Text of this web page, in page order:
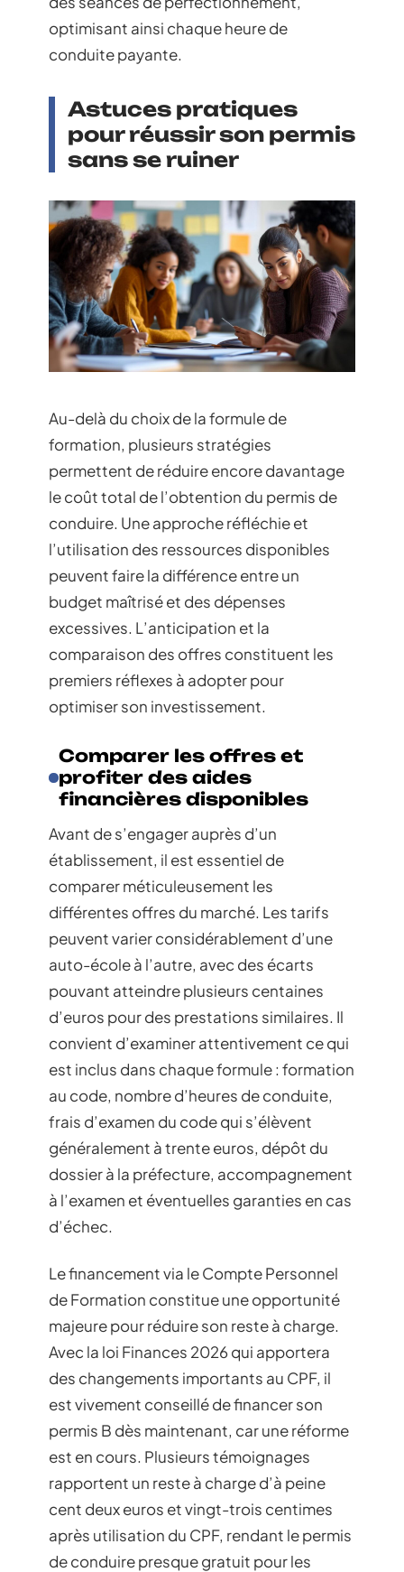
optimisant ainsi chaque heure de
conduite payante.
Astuces pratiques
pour réussir son permis
sans se ruiner
Au-delà du choix de la formule de
formation, plusieurs stratégies
permettent de réduire encore davantage
le coût total de l’obtention du permis de
conduire. Une approche réfléchie et
l’utilisation des ressources disponibles
peuvent faire la différence entre un
budget maîtrisé et des dépenses
excessives. L’anticipation et la
comparaison des offres constituent les
premiers réflexes à adopter pour
optimiser son investissement.
Comparer les offres et
profiter des aides
financières disponibles
Avant de s’engager auprès d’un
établissement, il est essentiel de
comparer méticuleusement les
différentes offres du marché. Les tarifs
peuvent varier considérablement d’une
auto-école à l’autre, avec des écarts
pouvant atteindre plusieurs centaines
d’euros pour des prestations similaires. Il
convient d’examiner attentivement ce qui
est inclus dans chaque formule : formation
au code, nombre d’heures de conduite,
frais d’examen du code qui s’élèvent
généralement à trente euros, dépôt du
dossier à la préfecture, accompagnement
à l’examen et éventuelles garanties en cas
d’échec.
Le financement via le Compte Personnel
de Formation constitue une opportunité
majeure pour réduire son reste à charge.
Avec la loi Finances 2026 qui apportera
des changements importants au CPF, il
est vivement conseillé de financer son
permis B dès maintenant, car une réforme
est en cours. Plusieurs témoignages
rapportent un reste à charge d’à peine
cent deux euros et vingt-trois centimes
après utilisation du CPF, rendant le permis
de conduire presque gratuit pour les